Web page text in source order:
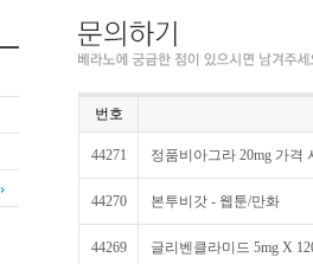
번호
44271 정품비아그라 20mg 가격
44270 본투비갓 - 웹툰/만화
44269 글리벤클라미드 5mg X